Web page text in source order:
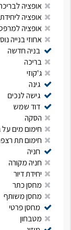
אופציה
אופציה ליחידת
אופציה
אחוזי בנייה
בניה חדשה
בריכה
ג'קוזי
גינה
גישה לנכים
דוד שמש
הסקה
חימום מים על
חימום תת
חניה
חניה מקורה
יחידת דיור
מחסן כתר
מחסן משותף
מחסן פרטי
מטבחון